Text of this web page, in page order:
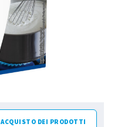
ACQUISTO DEI PRODOTTI